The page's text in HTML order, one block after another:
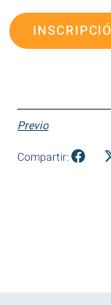
Previo
Compartir: